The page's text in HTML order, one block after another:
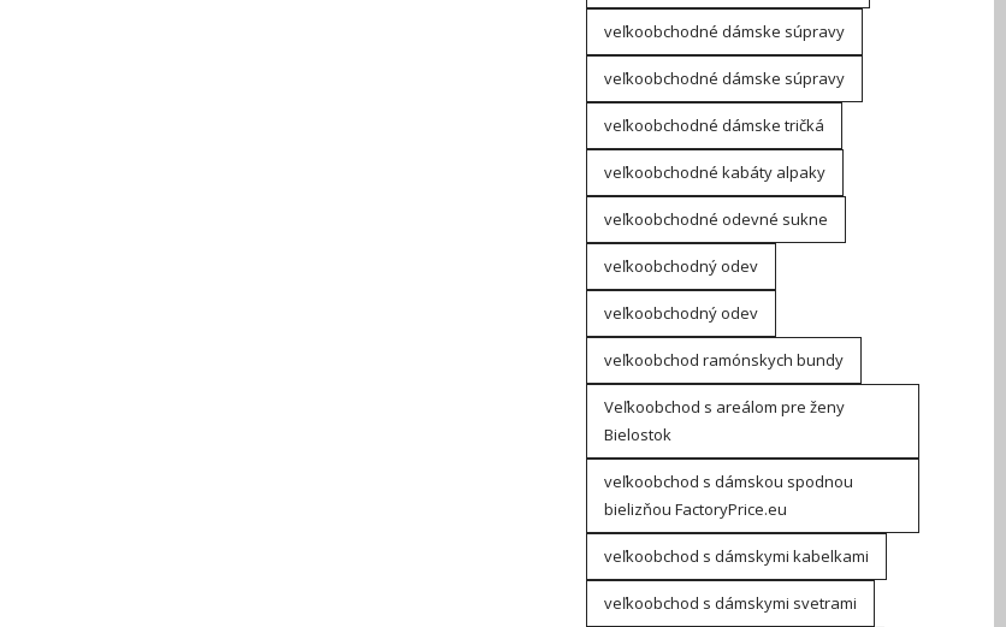
veľkoobchodné dámske súpravy
veľkoobchodné dámske súpravy
veľkoobchodné dámske tričká
veľkoobchodné kabáty alpaky
veľkoobchodné odevné sukne
veľkoobchodný odev
veľkoobchodný odev
veľkoobchod ramónskych bundy
Veľkoobchod s areálom pre ženy
Bielostok
veľkoobchod s dámskou spodnou
bielizňou FactoryPrice.eu
veľkoobchod s dámskymi kabelkami
veľkoobchod s dámskymi svetrami